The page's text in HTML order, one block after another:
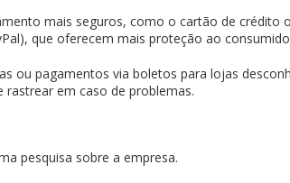
mais seguros, como o cartão de crédito
que oferecem mais proteção ao
ou pagamentos via boletos para lojas
em caso de problemas.
pesquisa sobre a empresa.